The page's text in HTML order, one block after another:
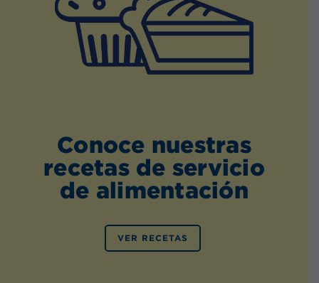
Conoce nuestras
recetas de servicio
de alimentación
VER RECETAS